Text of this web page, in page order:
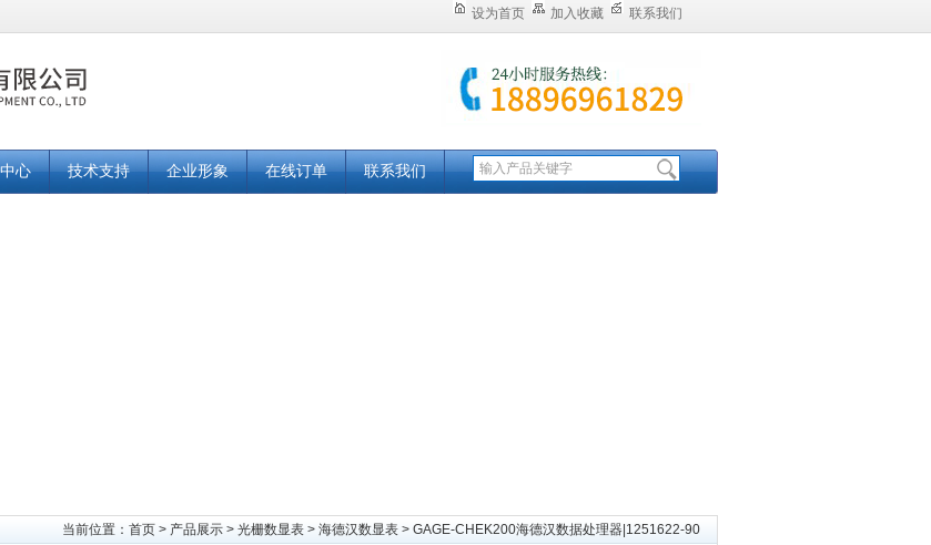
设为首页 加入收藏 联系我们
心 技术支持 企业形象 在线订单 联系我们
当前位置： 首页 > 产品展示 > 光栅数显表 > 海德汉数显表 > GAGE-CHEK200海德汉数据处理器|1251622-90